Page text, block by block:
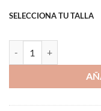
SELECCIONA TU TALLA